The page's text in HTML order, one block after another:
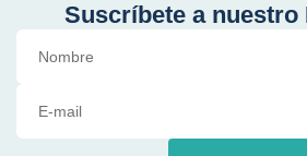
Suscríbete a nuestro